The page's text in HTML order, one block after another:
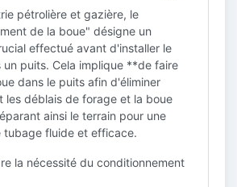
pétrolière et gazière, le
de la boue" désigne un
effectué avant d'installer le
puits. Cela implique **de faire
dans le puits afin d'éliminer
les déblais de forage et la boue
ainsi le terrain pour une
tubage fluide et efficace.
la nécessité du conditionnement